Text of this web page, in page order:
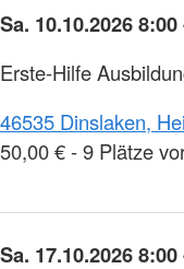
Sa. 10.10.2026
Erste-Hilfe
46535 Dinslaken,
50,00 € - 9 Plätze
Sa. 17.10.2026